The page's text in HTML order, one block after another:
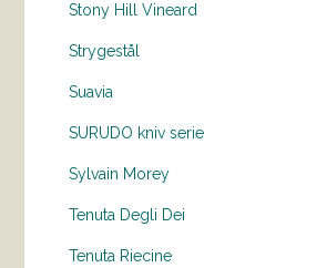
Stony Hill Vineard
Strygestål
Suavia
SURUDO kniv serie
Sylvain Morey
Tenuta Degli Dei
Tenuta Riecine